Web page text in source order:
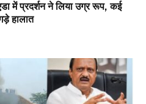
में प्रदर्शन ने लिया उग्र रूप, कई
हालात